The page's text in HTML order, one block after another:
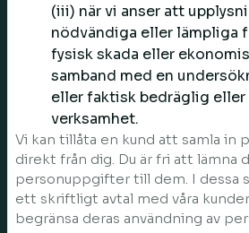
(iii) när vi anser att
nödvändiga eller lämpliga
fysisk skada eller
samband med en
eller faktisk bedräglig
verksamhet.
Vi kan tillåta en kund att samla in
direkt från dig. Du är fri att lämna
personuppgifter till dem. I dessa
ett skriftligt avtal med våra
begränsa deras användning av